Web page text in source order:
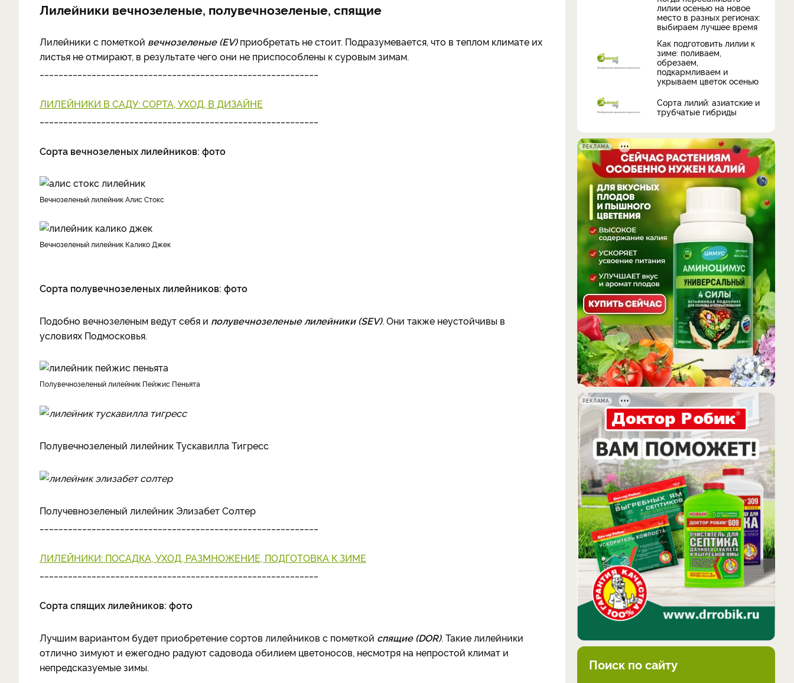
Лилейники вечнозеленые, полувечнозеленые, спящие
Лилейники с пометкой вечнозеленые (EV)приобретать не стоит. Подразумевается, что в теплом климате их
листья не отмирают, в результате чего они не приспособлены к суровым зимам.
ЛИЛЕЙНИКИ В САДУ: СОРТА, УХОД, В ДИЗАЙНЕ
Сорта вечнозеленых лилейников: фото
Вечнозеленый лилейник Алис Стокс
Вечнозеленый лилейник Калико Джек
Сорта полувечнозеленых лилейников: фото
Подобно вечнозеленым ведут себя и полувечнозеленые лилейники (SEV). Они также неустойчивы в
условиях Подмосковья.
Полувечнозеленый лилейник Пейжис Пеньята
Полувечнозеленый лилейник Тускавилла Тигресс
Получевнозеленый лилейник Элизабет Солтер
ЛИЛЕЙНИКИ: ПОСАДКА, УХОД, РАЗМНОЖЕНИЕ, ПОДГОТОВКА К ЗИМЕ
Сорта спящих лилейников: фото
Лучшим вариантом будет приобретение сортов лилейников с пометкой спящие (DOR). Такие лилейники
отлично зимуют и ежегодно радуют садовода обилием цветоносов, несмотря на непростой климат и
непредсказуемые зимы.
лилии осенью на новое
место в разных регионах:
выбираем лучшее время
Как подготовить лилии к
зиме: поливаем,
обрезаем,
подкармливаем и
укрываем цветок осенью
Сорта лилий: азиатские и
трубчатые гибриды
РЕКЛАМА
РЕКЛАМА
Поиск по сайту